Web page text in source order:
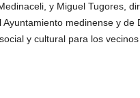
y Miguel Tugores,
medinense y de
y cultural para los